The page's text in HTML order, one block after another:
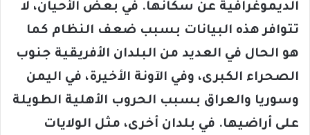
الديموغرافية عن سكانها. في بعض الأحيان، لا
تتوافر هذه البيانات بسبب ضعف النظام كما
هو الحال في العديد من البلدان الأفريقية جنوب
الصحراء الكبرى، وفي الآونة الأخيرة، في اليمن
وسوريا والعراق بسبب الحروب الأهلية الطويلة
على أراضيها. في بلدان أخرى، مثل الولايات